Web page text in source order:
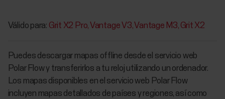
Válido para: Grit X2 Pro Vantage V3 Vantage M3 Grit X2
Puedes descargar mapas offline desde el servicio web
Polar Flow y transferirlos a tu reloj utilizando un ordenador.
Los mapas disponibles en el servicio web Polar Flow
incluyen mapas detallados de países y regiones, así como